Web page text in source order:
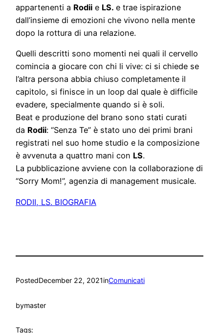
appartenenti a Rodii e LS. e trae ispirazione
dall’insieme di emozioni che vivono nella mente
dopo la rottura di una relazione.
Quelli descritti sono momenti nei quali il cervello
comincia a giocare con chi li vive: ci si chiede se
l’altra persona abbia chiuso completamente il
capitolo, si finisce in un loop dal quale è difficile
evadere, specialmente quando si è soli.
Beat e produzione del brano sono stati curati
da Rodii: “Senza Te” è stato uno dei primi brani
registrati nel suo home studio e la composizione
è avvenuta a quattro mani con LS.
La pubblicazione avviene con la collaborazione di
“Sorry Mom!”, agenzia di management musicale.
RODII, LS. BIOGRAFIA
PostedDecember 22, 2021inComunicati
bymaster
Tags: